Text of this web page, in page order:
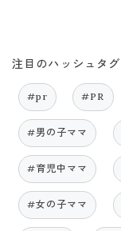
注目のハッシュタグ
#pr #PR
#男の子ママ
#育児中ママ
#女の子ママ